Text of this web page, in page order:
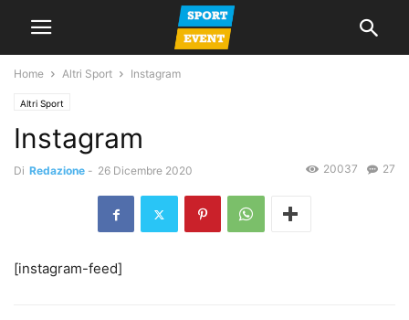
Home Altri Sport Instagram
Altri Sport
Instagram
Di Redazione - 26 Dicembre 2020 27
20037
[instagram-feed]